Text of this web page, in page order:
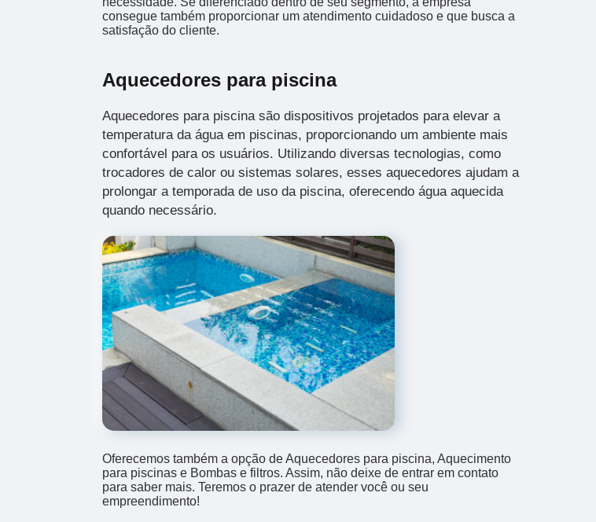
consegue também proporcionar um atendimento cuidadoso e que busca a
satisfação do cliente.
Aquecedores para piscina
Aquecedores para piscina são dispositivos projetados para elevar a
temperatura da água em piscinas, proporcionando um ambiente mais
confortável para os usuários. Utilizando diversas tecnologias, como
trocadores de calor ou sistemas solares, esses aquecedores ajudam a
prolongar a temporada de uso da piscina, oferecendo água aquecida
quando necessário.
Oferecemos também a opção de Aquecedores para piscina, Aquecimento
para piscinas e Bombas e filtros. Assim, não deixe de entrar em contato
para saber mais. Teremos o prazer de atender você ou seu
empreendimento!